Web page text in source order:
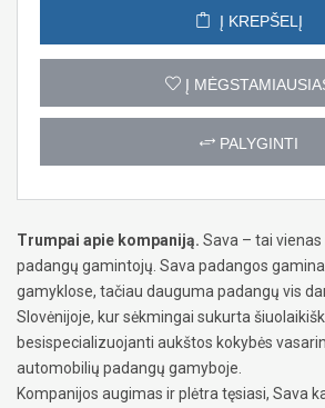
Į KREPŠELĮ
Į
PALYGINTI
Trumpai apie kompaniją. Sava – tai
padangų gamintojų. Sava padangos
gamyklose, tačiau dauguma padangų vis
Slovėnijoje, kur sėkmingai sukurta
besispecializuojanti aukštos kokybės
automobilių padangų gamyboje.
Kompanijos augimas ir plėtra tęsiasi, Sava